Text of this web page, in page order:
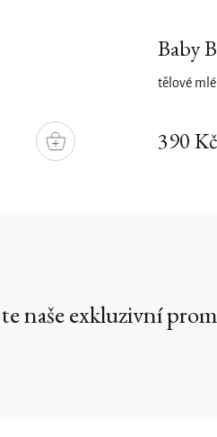
DO
KOŠÍKU
Baby
tělové
390 Kč
naše exkluzivní